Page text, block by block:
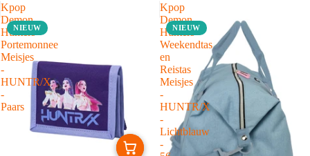
Kpop
Demon
Hunters
Portemonnee
Meisjes
-
HUNTR/X
-
Paars
NIEUW
Kpop
Demon
Hunters
Weekendtas
en
Reistas
Meisjes
-
HUNTR/X
-
Lichtblauw
-
NIEUW